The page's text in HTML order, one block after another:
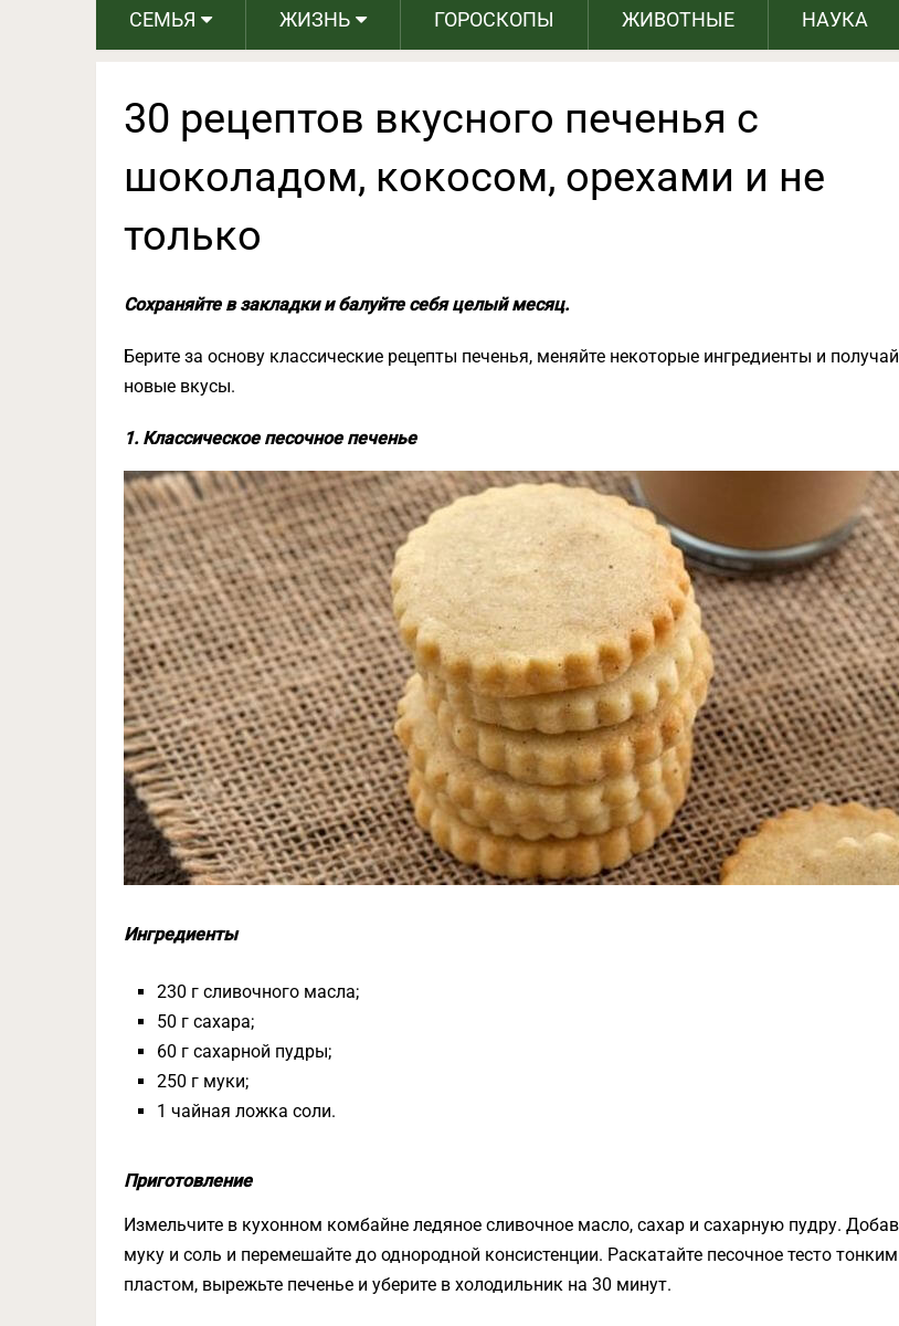
СЕМЬЯ ЖИЗНЬ ГОРОСКОПЫ ЖИВОТНЫЕ НАУКА
30 рецептов вкусного печенья с
шоколадом, кокосом, орехами и не
только
Сохраняйте в закладки и балуйте себя целый месяц.
Берите за основу классические рецепты печенья, меняйте некоторые ингредиенты и
новые вкусы.
1. Классическое песочное печенье
Ингредиенты
230 г сливочного масла;
50 г сахара;
60 г сахарной пудры;
250 г муки;
1 чайная ложка соли.
Приготовление
Измельчите в кухонном комбайне ледяное сливочное масло, сахар и сахарную пудру.
муку и соль и перемешайте до однородной консистенции. Раскатайте песочное тесто тонким
пластом, вырежьте печенье и уберите в холодильник на 30 минут.